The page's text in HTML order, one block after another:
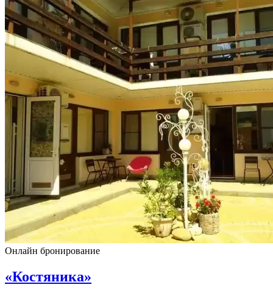
Онлайн бронирование
«Костяника»